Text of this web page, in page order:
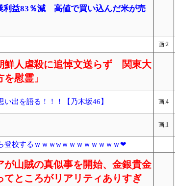
利益83％減 高値で買い込んだ米が売
画:2
鮮人虐殺に追悼文送らず 関東大
慰霊」
出を語る！！！【乃木坂46】 画:4
画:1
登校するｗｗｗwｗｗｗｗｗｗｗｗ❤
が山賊の真似事を開始、金銀貴金
てところがリアリティありすぎ